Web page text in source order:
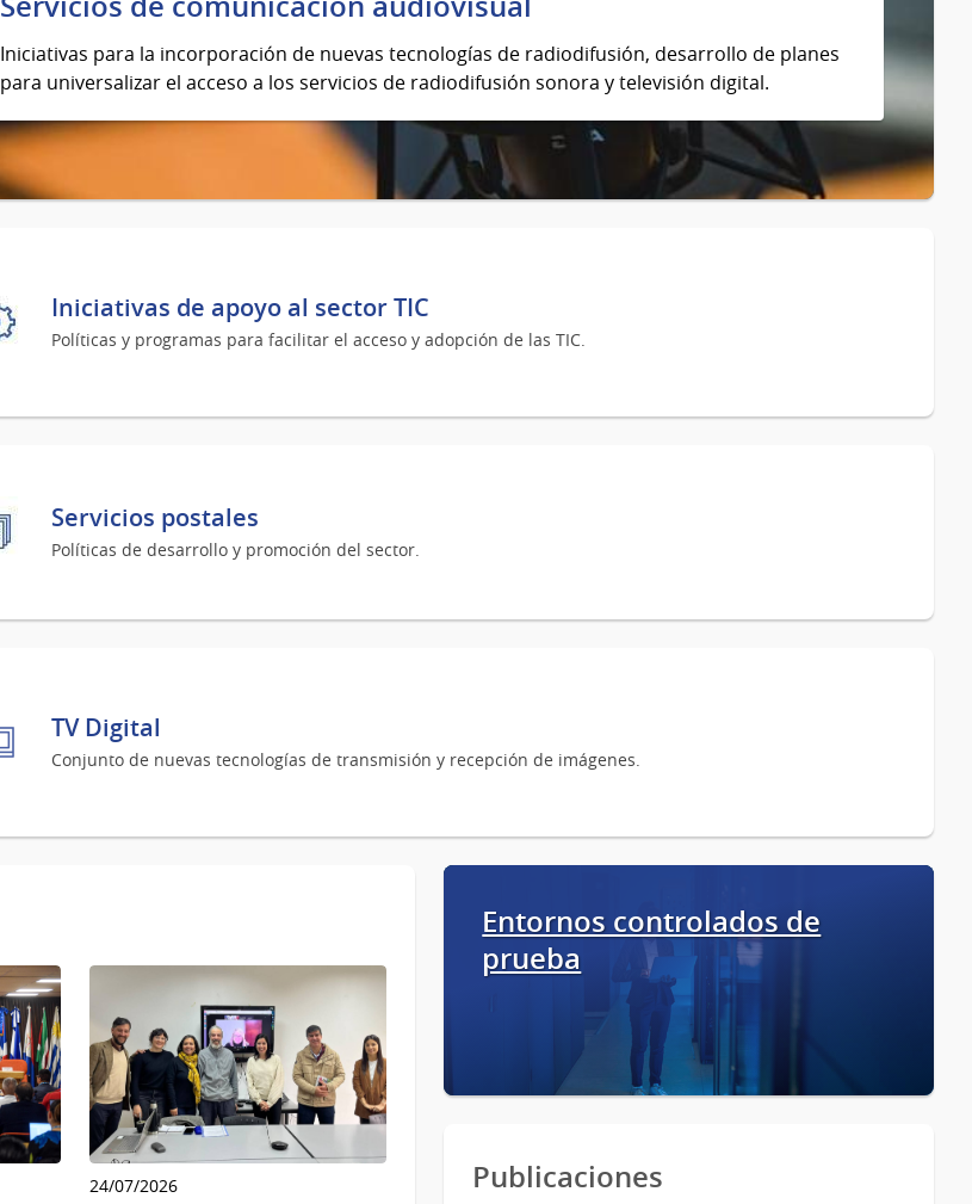
Iniciativas para la incorporación de nuevas tecnologías de radiodifusión, desarrollo de planes
para universalizar el acceso a los servicios de radiodifusión sonora y televisión digital.
Iniciativas de apoyo al sector TIC
Políticas y programas para facilitar el acceso y adopción de las TIC.
Servicios postales
Políticas de desarrollo y promoción del sector.
TV Digital
Conjunto de nuevas tecnologías de transmisión y recepción de imágenes.
24/07/2026
Entornos controlados de
prueba
Publicaciones